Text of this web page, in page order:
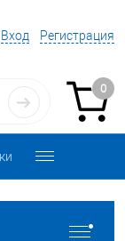
Вход Регистрация
0